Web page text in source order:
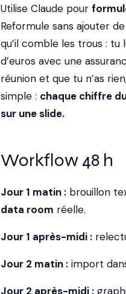
Utilise Claude pour
Reformule sans ajouter
qu’il comble les trous : tu
d’euros avec une
réunion et que tu n’as
simple : chaque chiffre
sur une slide.
Workflow 48 h
Jour 1 matin : brouillon
data room réelle.
Jour 1 après-midi :
Jour 2 matin : import
Jour 2 après-midi :